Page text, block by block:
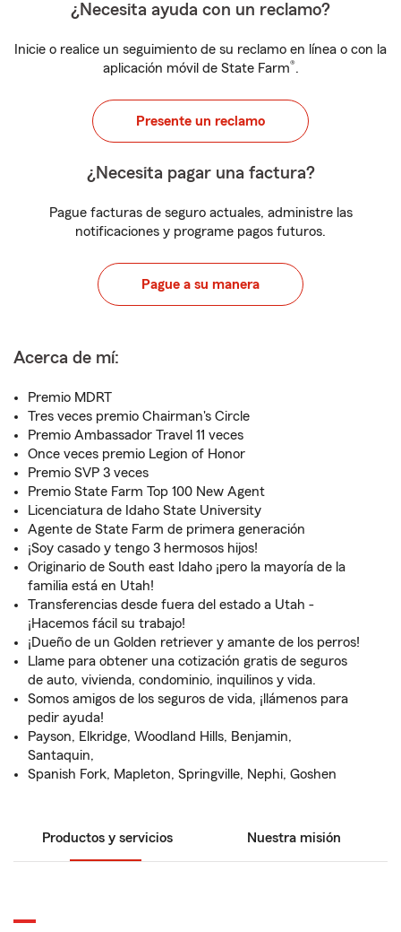
¿Necesita ayuda con un reclamo?
Inicie o realice un seguimiento de su reclamo en línea o con la
aplicación móvil de State Farm®.
Presente un reclamo
¿Necesita pagar una factura?
Pague facturas de seguro actuales, administre las
notificaciones y programe pagos futuros.
Pague a su manera
Acerca de mí:
Premio MDRT
Tres veces premio Chairman's Circle
Premio Ambassador Travel 11 veces
Once veces premio Legion of Honor
Premio SVP 3 veces
Premio State Farm Top 100 New Agent
Licenciatura de Idaho State University
Agente de State Farm de primera generación
¡Soy casado y tengo 3 hermosos hijos!
Originario de South east Idaho ¡pero la mayoría de la
familia está en Utah!
Transferencias desde fuera del estado a Utah -
¡Hacemos fácil su trabajo!
¡Dueño de un Golden retriever y amante de los perros!
Llame para obtener una cotización gratis de seguros
de auto, vivienda, condominio, inquilinos y vida.
Somos amigos de los seguros de vida, ¡llámenos para
pedir ayuda!
Payson, Elkridge, Woodland Hills, Benjamin,
Santaquin,
Spanish Fork, Mapleton, Springville, Nephi, Goshen
Productos y servicios Nuestra misión